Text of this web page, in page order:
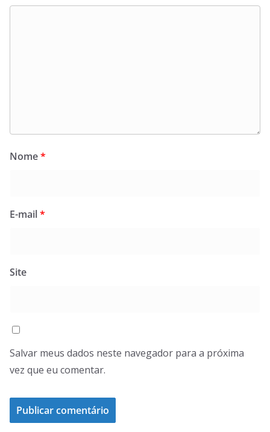
Nome*
E-mail*
Site
Salvar meus dados neste navegador para a próxima
vez que eu comentar.